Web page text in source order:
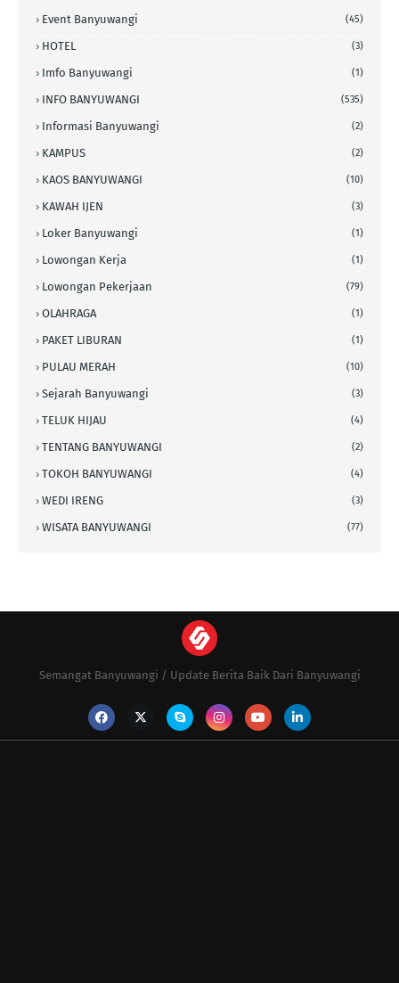
Event Banyuwangi (45)
HOTEL (3)
Imfo Banyuwangi (1)
INFO BANYUWANGI (535)
Informasi Banyuwangi (2)
KAMPUS (2)
KAOS BANYUWANGI (10)
KAWAH IJEN (3)
Loker Banyuwangi (1)
Lowongan Kerja (1)
Lowongan Pekerjaan (79)
OLAHRAGA (1)
PAKET LIBURAN (1)
PULAU MERAH (10)
Sejarah Banyuwangi (3)
TELUK HIJAU (4)
TENTANG BANYUWANGI (2)
TOKOH BANYUWANGI (4)
WEDI IRENG (3)
WISATA BANYUWANGI (77)
Semangat Banyuwangi / Update Berita Baik Dari Banyuwangi